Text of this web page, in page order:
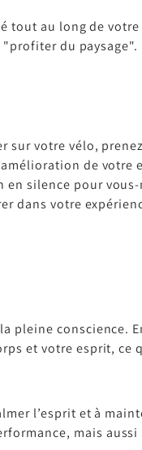
au long de
du
sur votre vélo,
de
silence pour
dans votre
pleine conscience.
et votre esprit,
l’esprit et à
mais